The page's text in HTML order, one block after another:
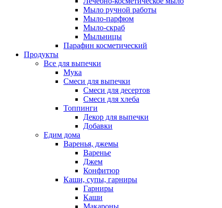
Мыло ручной работы
Мыло-парфюм
Мыло-скраб
Мыльницы
Парафин косметический
Продукты
Все для выпечки
Мука
Смеси для выпечки
Смеси для десертов
Смеси для хлеба
Топпинги
Декор для выпечки
Добавки
Едим дома
Варенья, джемы
Варенье
Джем
Конфитюр
Каши, супы, гарниры
Гарниры
Каши
Макароны